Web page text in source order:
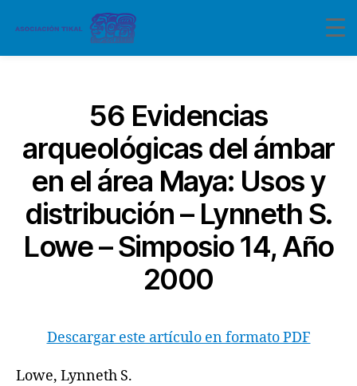
56 Evidencias
arqueológicas del ámbar
en el área Maya: Usos y
distribución – Lynneth S.
Lowe – Simposio 14, Año
2000
Descargar este artículo en formato PDF
Lowe, Lynneth S.